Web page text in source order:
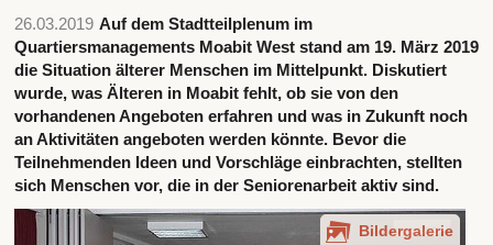
26.03.2019 Auf dem Stadtteilplenum im
Quartiersmanagements Moabit West stand am 19. März 2019
die Situation älterer Menschen im Mittelpunkt. Diskutiert
wurde, was Älteren in Moabit fehlt, ob sie von den
vorhandenen Angeboten erfahren und was in Zukunft noch
an Aktivitäten angeboten werden könnte. Bevor die
Teilnehmenden Ideen und Vorschläge einbrachten, stellten
sich Menschen vor, die in der Seniorenarbeit aktiv sind.
Bildergalerie